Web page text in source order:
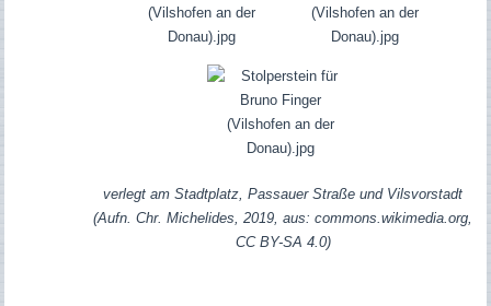
verlegt am Stadtplatz, Passauer Straße und Vilsvorstadt
(Aufn. Chr. Michelides, 2019, aus: commons.wikimedia.org,
CC BY-SA 4.0)